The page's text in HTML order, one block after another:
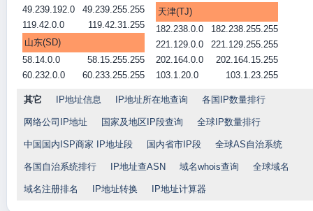
49.239.192.0
49.239.255.255
119.42.0.0
119.42.31.255
山东(SD)
58.14.0.0
58.15.255.255
60.232.0.0
60.233.255.255
天津(TJ)
182.238.0.0
182.238.255.255
221.129.0.0
221.129.255.255
202.164.0.0
202.164.15.255
103.1.20.0
103.1.23.255
其它 IP地址信息 IP地址所在地查询 各国IP数量排行
网络公司IP地址 国家及地区IP段查询 全球IP数量排行
中国国内ISP商家 IP地址段 国内省市IP段 全球AS自治系统
各国自治系统排行 IP地址查ASN 域名whois查询 全球域名
域名注册排名 IP地址转换 IP地址计算器